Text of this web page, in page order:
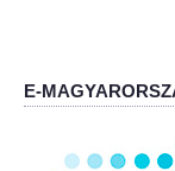
Körzeti
E-